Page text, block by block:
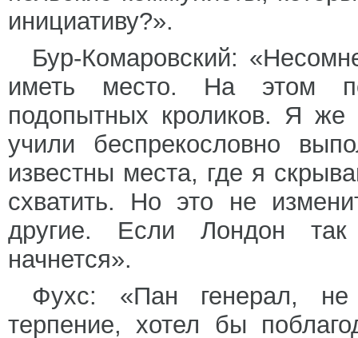
инициативу?».
Бур-Комаровский:
иметь место. На этом
подопытных кроликов. Я же
учили беспрекословно
известны места, где я
схватить. Но это не
другие. Если Лондон так
начнется».
Фухс: «Пан генерал,
терпение, хотел бы